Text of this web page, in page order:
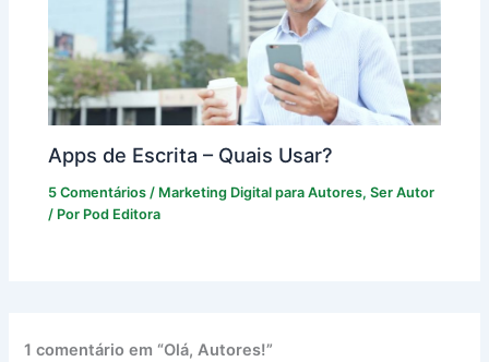
Apps de Escrita – Quais Usar?
5 Comentários / Marketing Digital para Autores,Ser Autor
/ Por Pod Editora
1 comentário em “Olá, Autores!”